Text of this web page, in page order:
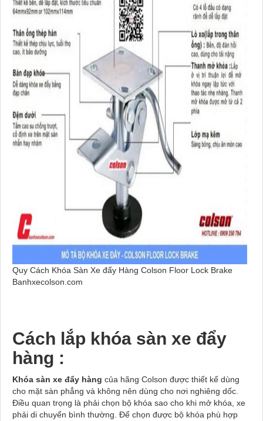
Quy Cách Khóa Sàn Xe đẩy Hàng Colson Floor Lock Brake
Banhxecolson.com
Cách lắp khóa sàn xe đẩy
hàng :
Khóa sàn xe đẩy hàng của hãng Colson được thiết kế dùng
cho mặt sàn phẳng và không nên dùng cho nơi nghiêng dốc.
Điều quan trọng là phải chọn bộ khóa sao cho khi mở khóa, xe
phải di chuyển bình thường. Để chọn được bộ khóa phù hợp